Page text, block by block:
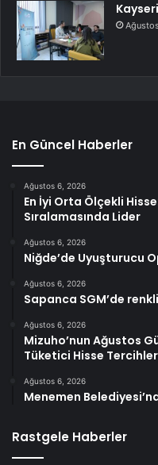
En Güncel Haberler
Ağustos 6, 2026
En İyi Orta Ölçekli
Sıralamasında Lider
Ağustos 6, 2026
Niğde’de Uyuşturucu
Ağustos 6, 2026
Sapanca SGM’de
Ağustos 6, 2026
Mizuho’nun Ağustos
Tüketici Hisse
Ağustos 6, 2026
Menemen
Rastgele Haberler